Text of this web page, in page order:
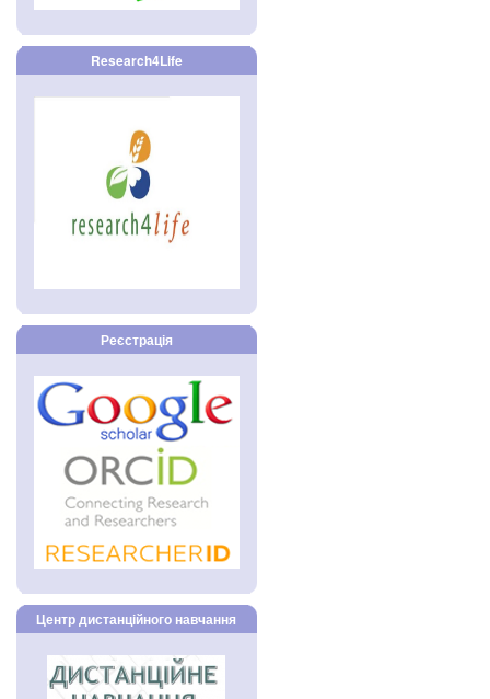
Research4Life
Реєстрація
Центр дистанційного навчання